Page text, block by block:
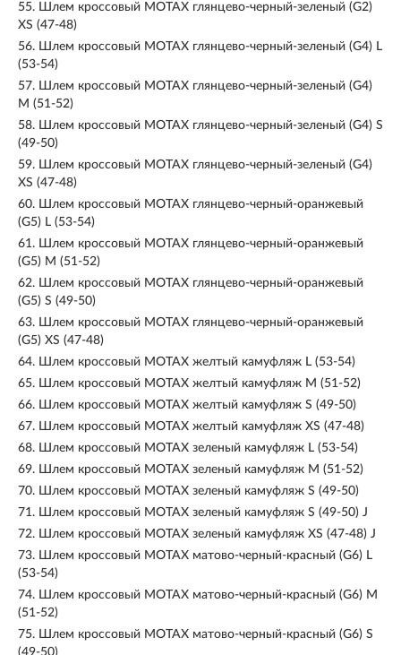
55. Шлем кроссовый MOTAX глянцево-черный-зеленый (G2)
XS (47-48)
56. Шлем кроссовый MOTAX глянцево-черный-зеленый (G4) L
(53-54)
57. Шлем кроссовый MOTAX глянцево-черный-зеленый (G4)
M (51-52)
58. Шлем кроссовый MOTAX глянцево-черный-зеленый (G4) S
(49-50)
59. Шлем кроссовый MOTAX глянцево-черный-зеленый (G4)
XS (47-48)
60. Шлем кроссовый MOTAX глянцево-черный-оранжевый
(G5) L (53-54)
61. Шлем кроссовый MOTAX глянцево-черный-оранжевый
(G5) M (51-52)
62. Шлем кроссовый MOTAX глянцево-черный-оранжевый
(G5) S (49-50)
63. Шлем кроссовый MOTAX глянцево-черный-оранжевый
(G5) XS (47-48)
64. Шлем кроссовый MOTAX желтый камуфляж L (53-54)
65. Шлем кроссовый MOTAX желтый камуфляж M (51-52)
66. Шлем кроссовый MOTAX желтый камуфляж S (49-50)
67. Шлем кроссовый MOTAX желтый камуфляж XS (47-48)
68. Шлем кроссовый MOTAX зеленый камуфляж L (53-54)
69. Шлем кроссовый MOTAX зеленый камуфляж M (51-52)
70. Шлем кроссовый MOTAX зеленый камуфляж S (49-50)
71. Шлем кроссовый MOTAX зеленый камуфляж S (49-50) J
72. Шлем кроссовый MOTAX зеленый камуфляж XS (47-48) J
73. Шлем кроссовый MOTAX матово-черный-красный (G6) L
(53-54)
74. Шлем кроссовый MOTAX матово-черный-красный (G6) M
(51-52)
75. Шлем кроссовый MOTAX матово-черный-красный (G6) S
(49-50)